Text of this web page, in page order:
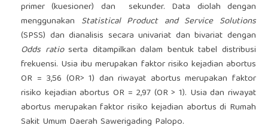
primer (kuesioner) dan sekunder. Data diolah dengan
menggunakan Statistical Product and Service Solutions
(SPSS) dan dianalisis secara univariat dan bivariat dengan
Odds ratioserta ditampilkan dalam bentuk tabel distribusi
frekuensi. Usia ibu merupakan faktor risiko kejadian abortus
OR = 3,56 (OR> 1) dan riwayat abortus merupakan faktor
risiko kejadian abortus OR = 2,97 (OR > 1). Usia dan riwayat
abortus merupakan faktor risiko kejadian abortus di Rumah
Sakit Umum Daerah Sawerigading Palopo.